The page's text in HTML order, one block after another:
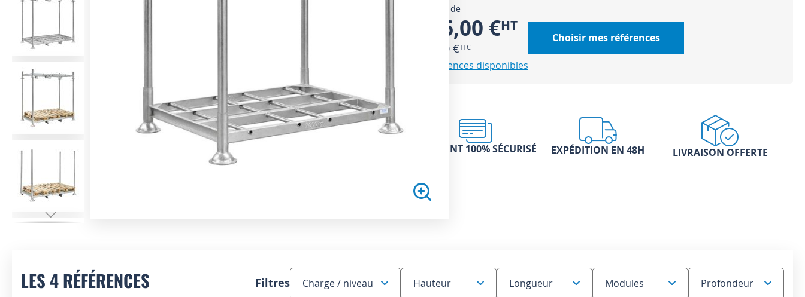
Skip
À partir de
306,00 €
367,20 €
4 références disponibles
Choisir mes références
PAIEMENT 100% SÉCURISÉ EXPÉDITION EN 48H LIVRAISON OFFERTE
LES 4 RÉFÉRENCES Filtres